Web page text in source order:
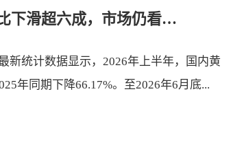
上半年黄金ETF增仓同比下滑超六成，市场仍看好配置价值
新统计数据显示，2026年上半年，国内黄
年同期下降66.17%。至2026年6月底...